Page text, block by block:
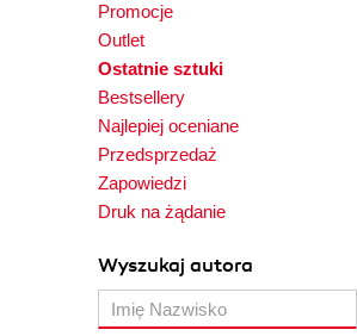
Promocje
Outlet
Ostatnie sztuki
Bestsellery
Najlepiej oceniane
Przedsprzedaż
Zapowiedzi
Druk na żądanie
Wyszukaj autora